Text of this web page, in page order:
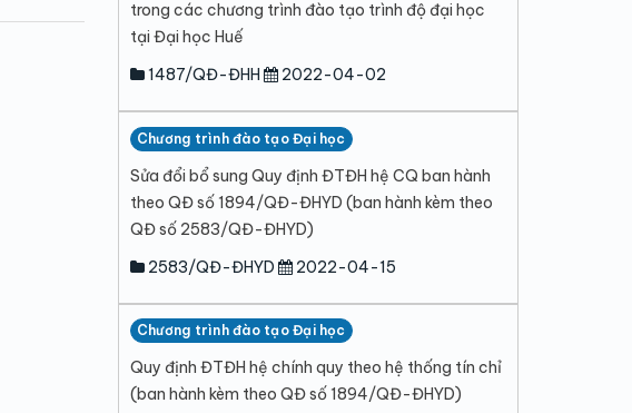
trong các chương trình đào tạo trình độ đại học
tại Đại học Huế
1487/QĐ-ĐHH
2022-04-02
Chương trình đào tạo Đại học
Sửa đổi bổ sung Quy định ĐTĐH hệ CQ ban hành
theo QĐ số 1894/QĐ-ĐHYD (ban hành kèm theo
QĐ số 2583/QĐ-ĐHYD)
2583/QĐ-ĐHYD
2022-04-15
Chương trình đào tạo Đại học
Quy định ĐTĐH hệ chính quy theo hệ thống tín chỉ
(ban hành kèm theo QĐ số 1894/QĐ-ĐHYD)